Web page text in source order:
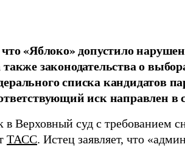
«Яблоко» допустило
законодательства о
списка кандидатов
иск направлен в
Верховный суд с требованием
ТАСС. Истец заявляет, что